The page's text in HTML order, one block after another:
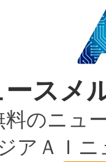
バイオ
いて、自
あります
ルかか
）であ
いう課題
、ピーク
な電力容
ます。こ
SLA）違
よるダウ
替えるこ
細かな対
により、
ディテー
検出
ース
のニュ
アＡＩ